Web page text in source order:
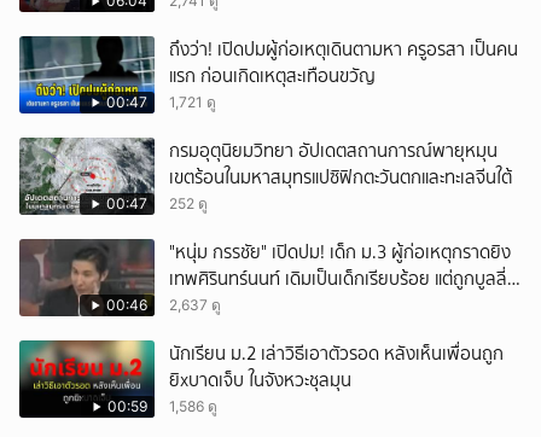
00:47
ถึงว่า! เปิดปมผู้ก่อเหตุเดินตามหา ครูอรสา เป็นคน
แรก ก่อนเกิดเหตุสะเทือนขวัญ
1,721 ดู
00:47
กรมอุตุนิยมวิทยา อัปเดตสถานการณ์พายุหมุน
เขตร้อนในมหาสมุทรแปซิฟิกตะวันตกและทะเลจีนใต้
252 ดู
00:46
"หนุ่ม กรรชัย" เปิดปม! เด็ก ม.3 ผู้ก่อเหตุกราดยิง
เทพศิรินทร์นนท์ เดิมเป็นเด็กเรียบร้อย แต่ถูกบูลลี่
หนัก คาดแรงกดดันสะสมกลายเป็นแรงแค้น จนก่อ
2,637 ดู
00:59
นักเรียน ม.2 เล่าวิธีเอาตัวรอด หลังเห็นเพื่อนถูก
ยิxบาดเจ็บ ในจังหวะชุลมุน
1,586 ดู